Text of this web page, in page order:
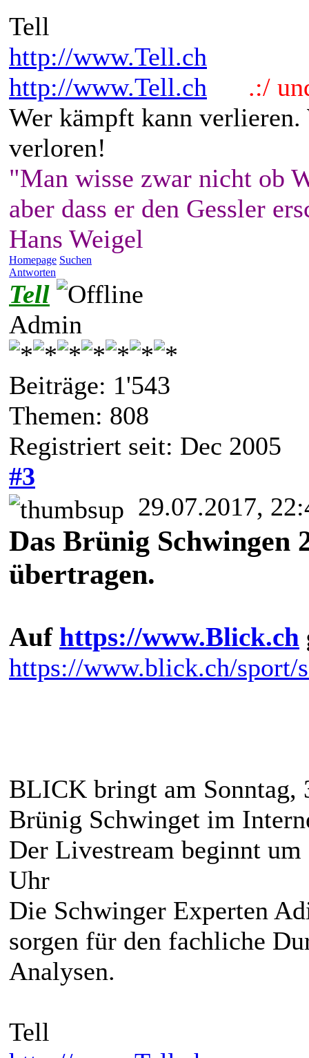
Tell
http://www.Tell.ch
http://www.Tell.ch
.:/
Wer kämpft kann
verloren!
"Man wisse zwar nicht ob
aber dass er den Gessler
Hans Weigel
Homepage Suchen
Antworten
Tell
Admin
Beiträge: 1'543
Themen: 808
Registriert seit: Dec 2005
#3
29.07.2017,
Das Brünig
übertragen.
Auf https://www.Blick.ch
https://www.blick.ch/sport/
BLICK bringt am Sonntag,
Brünig Schwinget im
Der Livestream beginnt
Uhr
Die Schwinger Experten
sorgen für den fachliche
Analysen.
Tell